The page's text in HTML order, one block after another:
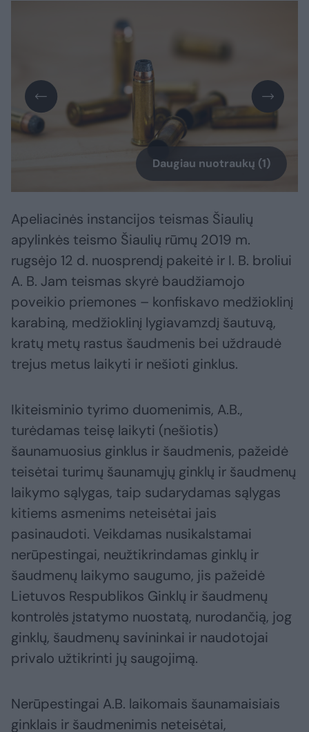
Daugiau nuotraukų (1)
Apeliacinės instancijos teismas Šiaulių
apylinkės teismo Šiaulių rūmų 2019 m.
rugsėjo 12 d. nuosprendį pakeitė ir I. B. broliui
A. B. Jam teismas skyrė baudžiamojo
poveikio priemones – konfiskavo medžioklinį
karabiną, medžioklinį lygiavamzdį šautuvą,
kratų metų rastus šaudmenis bei uždraudė
trejus metus laikyti ir nešioti ginklus.
Ikiteisminio tyrimo duomenimis, A.B.,
turėdamas teisę laikyti (nešiotis)
šaunamuosius ginklus ir šaudmenis, pažeidė
teisėtai turimų šaunamųjų ginklų ir šaudmenų
laikymo sąlygas, taip sudarydamas sąlygas
kitiems asmenims neteisėtai jais
pasinaudoti. Veikdamas nusikalstamai
nerūpestingai, neužtikrindamas ginklų ir
šaudmenų laikymo saugumo, jis pažeidė
Lietuvos Respublikos Ginklų ir šaudmenų
kontrolės įstatymo nuostatą, nurodančią, jog
ginklų, šaudmenų savininkai ir naudotojai
privalo užtikrinti jų saugojimą.
Nerūpestingai A.B. laikomais šaunamaisiais
ginklais ir šaudmenimis neteisėtai,